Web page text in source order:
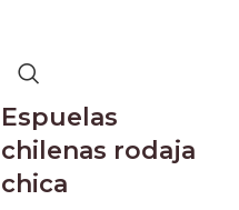
Espuelas
chilenas rodaja
chica